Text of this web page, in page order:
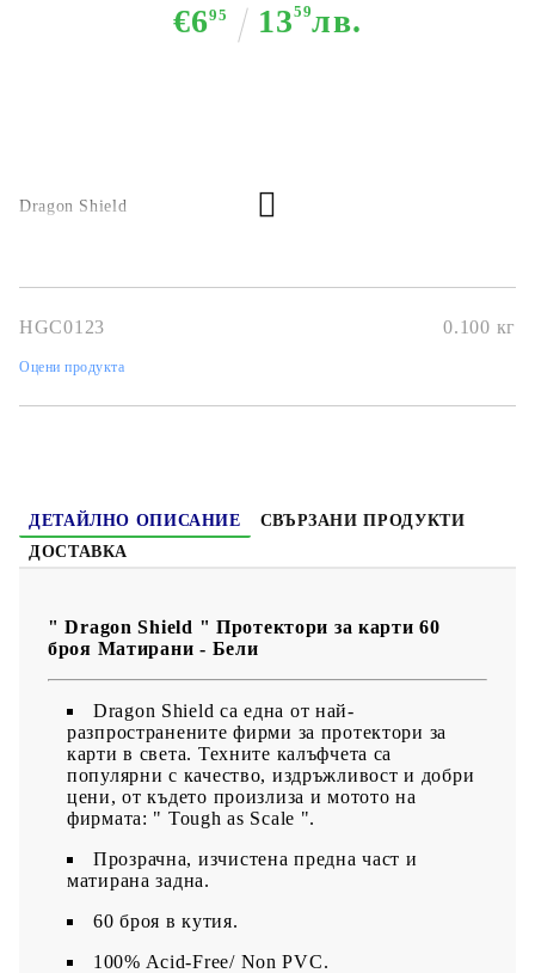
€695 1359лв.
Dragon Shield
HGC0123 0.100 кг
Оцени продукта
ДЕТАЙЛНО ОПИСАНИЕ
СВЪРЗАНИ ПРОДУКТИ
ДОСТАВКА
" Dragon Shield " Протектори за карти 60
броя Матирани - Бели
Dragon Shield са една от най-
разпространените фирми за протектори за
карти в света. Техните калъфчета са
популярни с качество, издръжливост и добри
цени, от където произлиза и мотото на
фирмата: " Tough as Scale ".
Прозрачна, изчистена предна част и
матирана задна.
60 броя в кутия.
100% Acid-Free/ Non PVC.